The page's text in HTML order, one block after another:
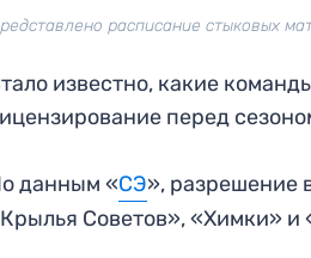
расписание стыковых
известно, какие
перед
данным «СЭ», разрешение
Советов», «Химки» и